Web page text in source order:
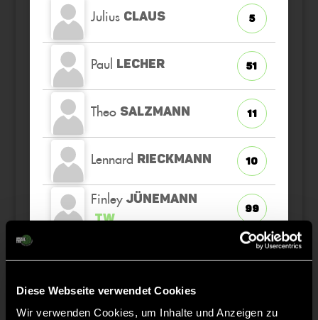
Diese Webseite verwendet Cookies
Wir verwenden Cookies, um Inhalte und Anzeigen zu
Julius CLAUS 5
Paul LECHER 51
Theo SALZMANN 11
Lennard RIECKMANN 10
Finley JÜNEMANN
TW
99